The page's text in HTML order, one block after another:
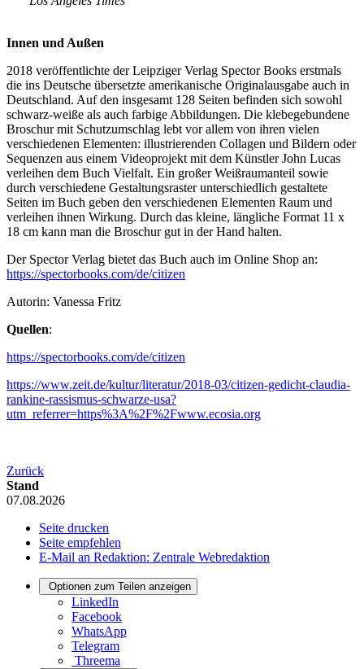
Innen und Außen
2018 veröffentlichte der Leipziger Verlag Spector Books erstmals
die ins Deutsche übersetzte amerikanische Originalausgabe auch in
Deutschland. Auf den insgesamt 128 Seiten befinden sich sowohl
schwarz-weiße als auch farbige Abbildungen. Die klebegebundene
Broschur mit Schutzumschlag lebt vor allem von ihren vielen
verschiedenen Elementen: illustrierenden Collagen und Bildern oder
Sequenzen aus einem Videoprojekt mit dem Künstler John Lucas
verleihen dem Buch Vielfalt. Ein großer Weißraumanteil sowie
durch verschiedene Gestaltungsraster unterschiedlich gestaltete
Seiten im Buch geben den verschiedenen Elementen Raum und
verleihen ihnen Wirkung. Durch das kleine, längliche Format 11 x
18 cm kann man die Broschur gut in der Hand halten.
Der Spector Verlag bietet das Buch auch im Online Shop an:
https://spectorbooks.com/de/citizen
Autorin: Vanessa Fritz
Quellen:
https://spectorbooks.com/de/citizen
https://www.zeit.de/kultur/literatur/2018-03/citizen-gedicht-claudia-
rankine-rassismus-schwarze-usa?
utm_referrer=https%3A%2F%2Fwww.ecosia.org
Zurück
Stand
07.08.2026
Seite drucken
Seite empfehlen
E-Mail an Redaktion: Zentrale Webredaktion
Optionen zum Teilen anzeigen
LinkedIn
Facebook
WhatsApp
Telegram
Threema